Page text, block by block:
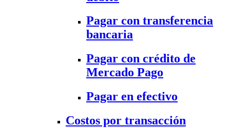
Pagar con transferencia
bancaria
Pagar con crédito de
Mercado Pago
Pagar en efectivo
Costos por transacción